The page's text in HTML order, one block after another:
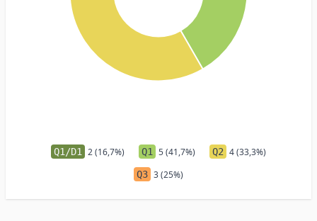
Q1/D1 2 (16,7%) Q1 5 (41,7%) Q2 4 (33,3%)
Q3 3 (25%)